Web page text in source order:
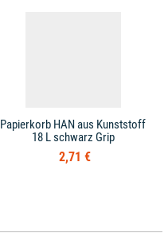
Papierkorb HAN aus Kunststoff
18 L schwarz Grip
2,71 €